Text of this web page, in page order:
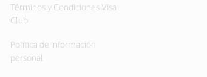
Términos y Condiciones Visa
Club
Política de información
personal